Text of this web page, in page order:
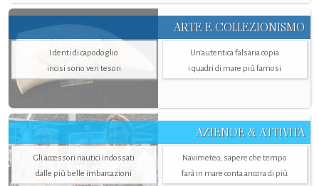
ARTE E COLLEZIONISMO
I denti di capodoglio
incisi sono veri tesori
Un’autentica falsaria copia
i quadri di mare più famosi
AZIENDE & ATTIVITÀ
Gli accessori nautici indossati
dalle più belle imbarcazioni
Navimeteo, sapere che tempo
farà in mare conta ancora di più